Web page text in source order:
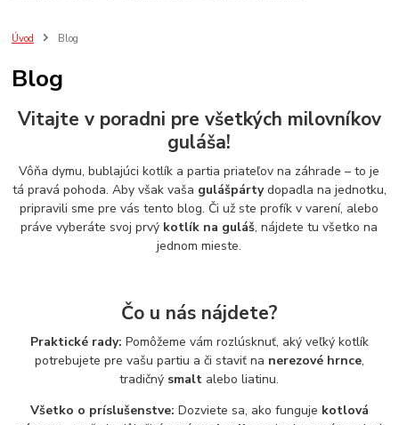
akcie
spoločenské akcie
rental
varenie gulášu
požičovňa hrncov nerezový hrniec 30l
oslava
výber kotlíka
Úvod Blog
Blog
Vitajte v poradni pre všetkých milovníkov
guláša!
Vôňa dymu, bublajúci kotlík a partia priateľov na záhrade – to je
tá pravá pohoda. Aby však vaša gulášpártydopadla na jednotku,
pripravili sme pre vás tento blog. Či už ste profík v varení, alebo
práve vyberáte svoj prvý kotlík na guláš, nájdete tu všetko na
jednom mieste.
Čo u nás nájdete?
Praktické rady: Pomôžeme vám rozlúsknuť, aký veľký kotlík
potrebujete pre vašu partiu a či staviť na nerezové hrnce,
tradičný smalt alebo liatinu.
Všetko o príslušenstve: Dozviete sa, ako funguje kotlová